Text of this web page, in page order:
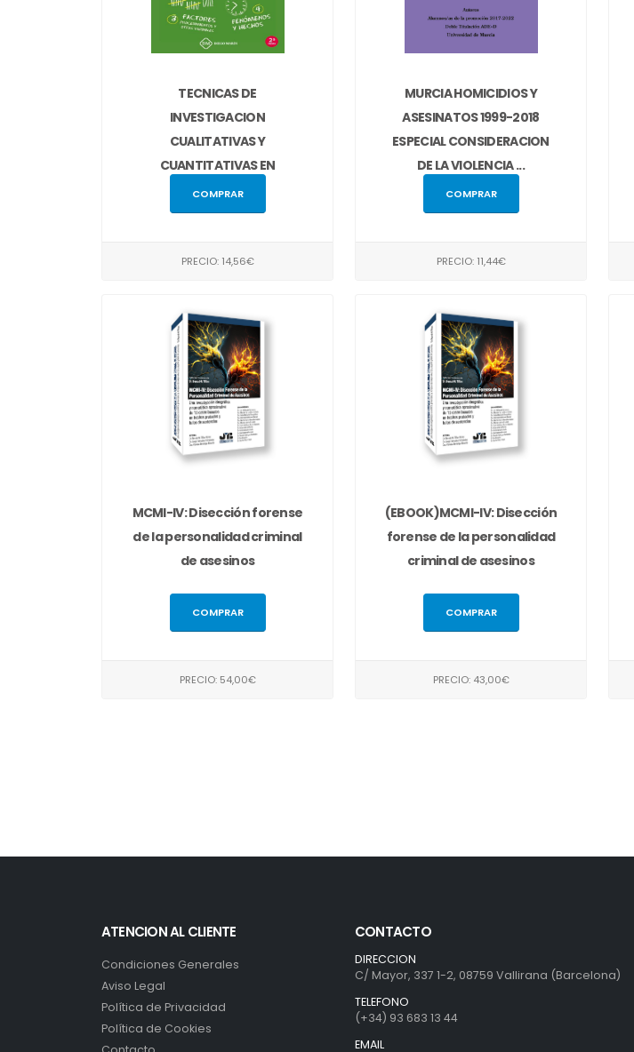
TECNICAS DE
INVESTIGACION
CUALITATIVAS Y
CUANTITATIVAS EN
CRIMINOLOGIA
COMPRAR
PRECIO: 14,56€
MURCIA HOMICIDIOS Y
ASESINATOS 1999-2018
ESPECIAL CONSIDERACION
DE LA VIOLENCIA ...
COMPRAR
PRECIO: 11,44€
MCMI-IV: Disección forense
de la personalidad criminal
de asesinos
COMPRAR
PRECIO: 54,00€
(EBOOK)MCMI-IV: Disección
forense de la personalidad
criminal de asesinos
COMPRAR
PRECIO: 43,00€
ATENCION AL CLIENTE
Condiciones Generales
Aviso Legal
Política de Privacidad
Política de Cookies
CONTACTO
DIRECCION
C/ Mayor, 337 1-2, 08759 Vallirana (Barcelona)
TELEFONO
(+34) 93 683 13 44
EMAIL